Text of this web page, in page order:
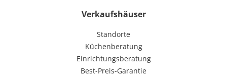
Verkaufshäuser
Standorte
Küchenberatung
Einrichtungsberatung
Best-Preis-Garantie